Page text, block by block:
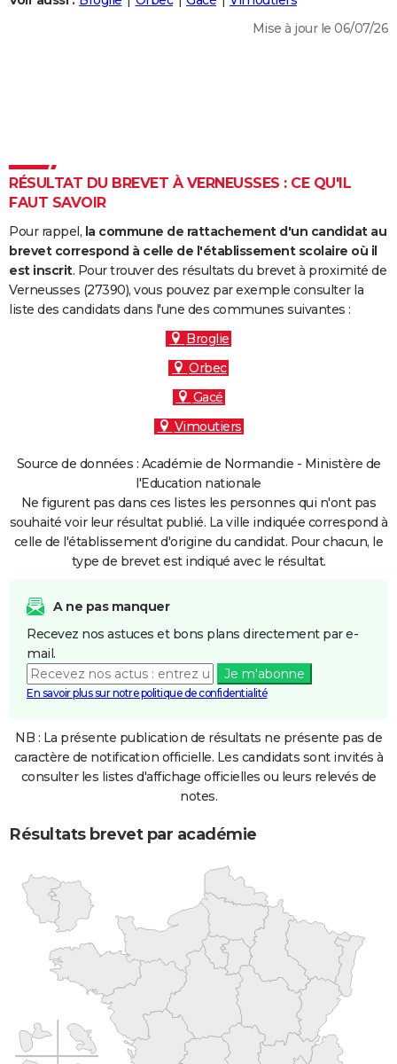
DICTIONNAIRE
Dictionnaire
Biographies
Citations
Expressions
Proverbes
PROGRAMME TV
COPAINS D'AVANT
S'inscrire
Se connecter
Lycées
Collèges
Primaires
Universités
Entreprises
Service militaire
Avis de recherche
AVIS DE DÉCÈS
FORUM
Mise à jour le 06/07/26
RÉSULTAT DU BREVET À VERNEUSSES : CE QU'IL
FAUT SAVOIR
Pour rappel, la commune de rattachement d'un candidat au
brevet correspond à celle de l'établissement scolaire où il
est inscrit. Pour trouver des résultats du brevet à proximité de
Verneusses (27390), vous pouvez par exemple consulter la
liste des candidats dans l'une des communes suivantes :
Broglie
Orbec
Gacé
Vimoutiers
Source de données : Académie de Normandie - Ministère de
l'Education nationale
Ne figurent pas dans ces listes les personnes qui n'ont pas
souhaité voir leur résultat publié. La ville indiquée correspond à
celle de l'établissement d'origine du candidat. Pour chacun, le
type de brevet est indiqué avec le résultat.
A ne pas manquer
Recevez nos astuces et bons plans directement par e-
mail.
Je m'abonne
En savoir plus sur notre politique de confidentialité
NB : La présente publication de résultats ne présente pas de
caractère de notification officielle. Les candidats sont invités à
consulter les listes d'affichage officielles ou leurs relevés de
notes.
Résultats brevet par académie